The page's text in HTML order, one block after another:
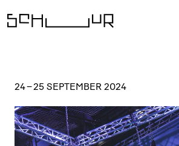
24–25 SEPTEMBER 2024